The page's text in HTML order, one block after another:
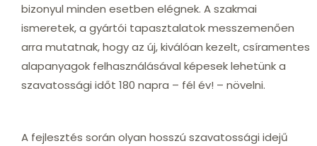
bizonyul minden esetben elégnek. A szakmai
ismeretek, a gyártói tapasztalatok messzemenően
arra mutatnak, hogy az új, kiválóan kezelt, csíramentes
alapanyagok felhasználásával képesek lehetünk a
szavatossági időt 180 napra – fél év! – növelni.
A fejlesztés során olyan hosszú szavatossági idejű